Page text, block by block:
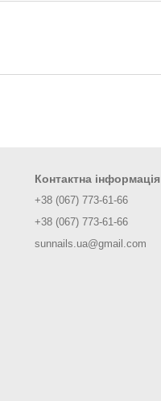
Контактна інформація
+38 (067) 773-61-66
+38 (067) 773-61-66
sunnails.ua@gmail.com